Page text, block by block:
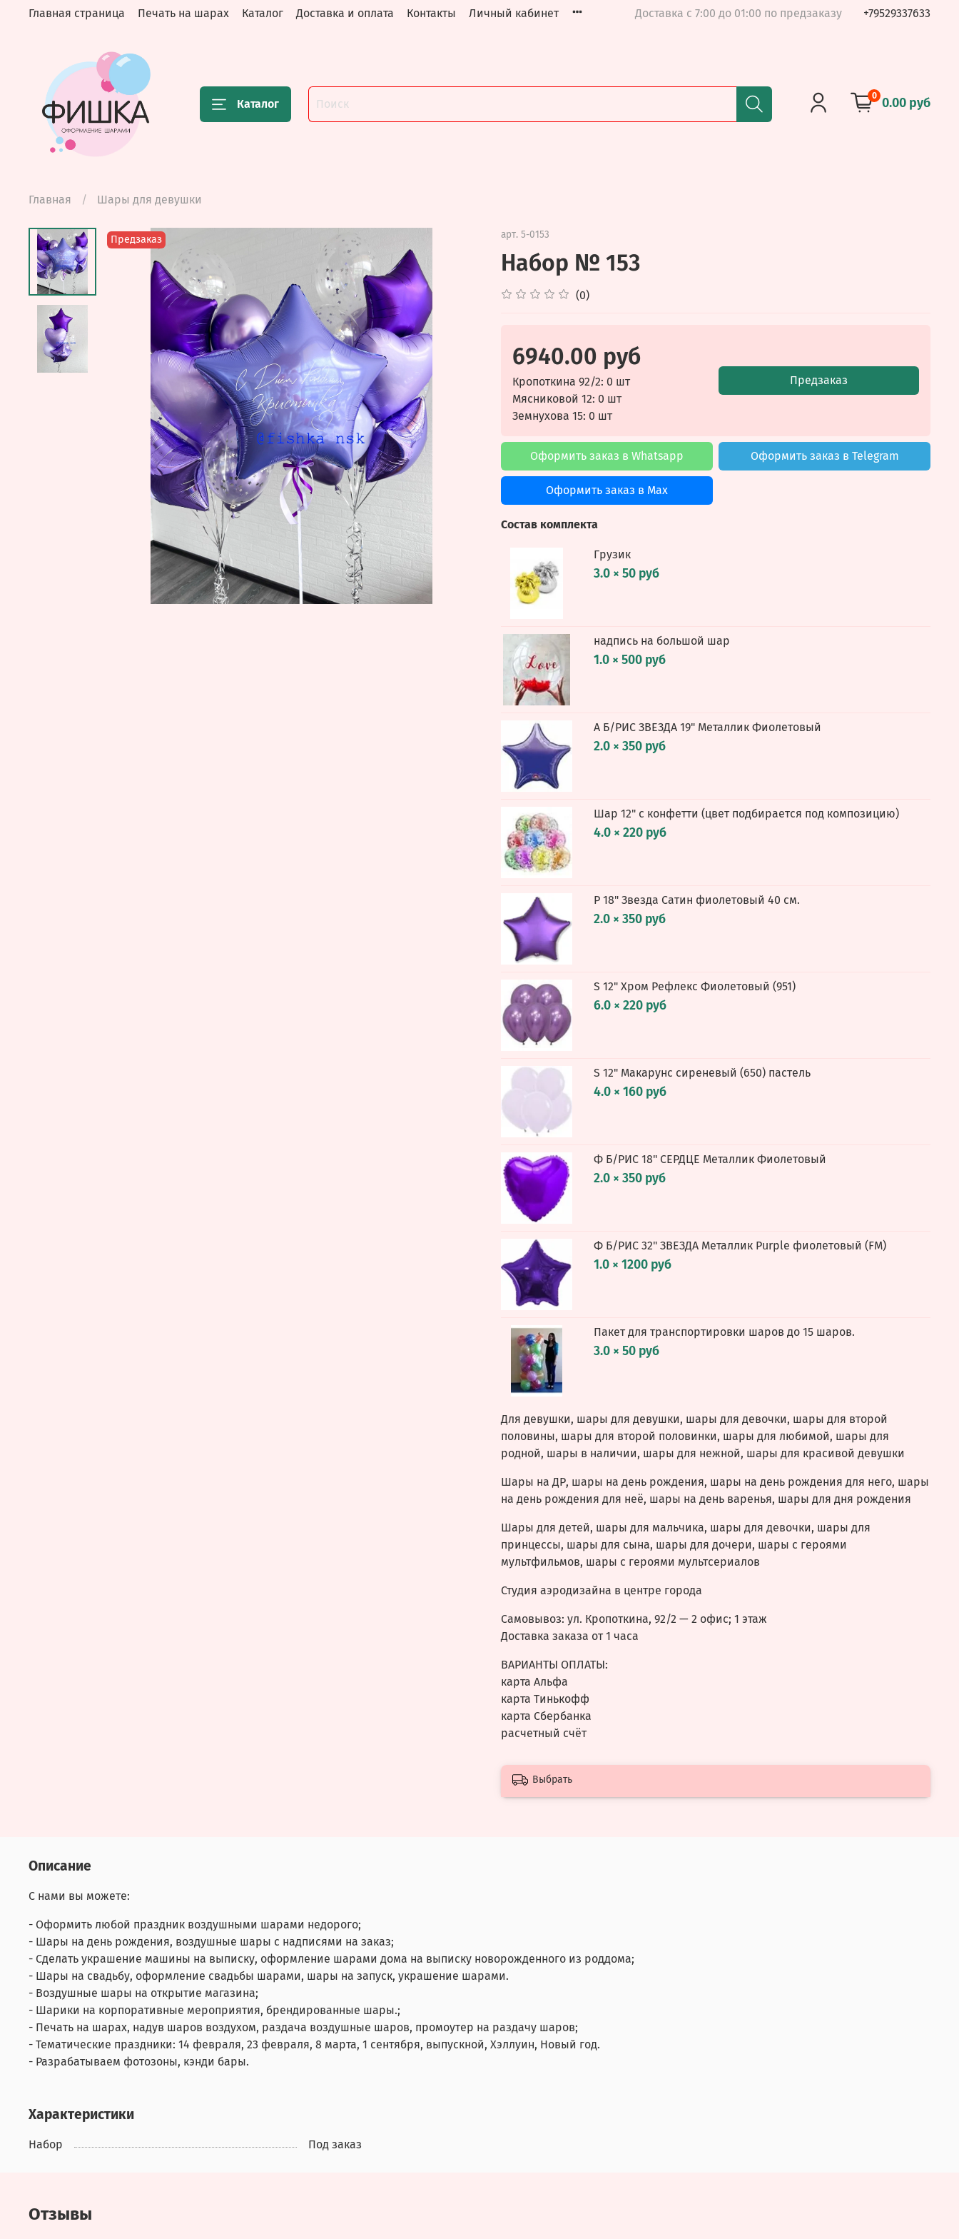
Главная страница Печать на шарах Каталог Доставка и оплата Контакты Личный кабинет Доставка с 7:00 до 01:00 по предзаказу +79529337633
Каталог
0 0.00 руб
Главная Шары для девушки
Предзаказ арт. 5-0153
Набор № 153
(0)
6940.00 руб
Кропоткина 92/2: 0 шт
Мясниковой 12: 0 шт
Земнухова 15: 0 шт
Предзаказ
Оформить заказ в Whatsapp Оформить заказ в Telegram
Оформить заказ в Max
Состав комплекта
Грузик
3.0 × 50 руб
надпись на большой шар
1.0 × 500 руб
А Б/РИС ЗВЕЗДА 19" Металлик Фиолетовый
2.0 × 350 руб
Шар 12" с конфетти (цвет подбирается под композицию)
4.0 × 220 руб
Р 18" Звезда Сатин фиолетовый 40 см.
2.0 × 350 руб
S 12" Хром Рефлекс Фиолетовый (951)
6.0 × 220 руб
S 12" Макарунс сиреневый (650) пастель
4.0 × 160 руб
Ф Б/РИС 18" СЕРДЦЕ Металлик Фиолетовый
2.0 × 350 руб
Ф Б/РИС 32" ЗВЕЗДА Металлик Purple фиолетовый (FM)
1.0 × 1200 руб
Пакет для транспортировки шаров до 15 шаров.
3.0 × 50 руб
Для девушки, шары для девушки, шары для девочки, шары для второй
половины, шары для второй половинки, шары для любимой, шары для
родной, шары в наличии, шары для нежной, шары для красивой девушки
Шары на ДР, шары на день рождения, шары на день рождения для него, шары
на день рождения для неё, шары на день варенья, шары для дня рождения
Шары для детей, шары для мальчика, шары для девочки, шары для
принцессы, шары для сына, шары для дочери, шары с героями
мультфильмов, шары с героями мультсериалов
Студия аэродизайна в центре города
Самовывоз: ул. Кропоткина, 92/2 — 2 офис; 1 этаж
Доставка заказа от 1 часа
ВАРИАНТЫ ОПЛАТЫ:
карта Альфа
карта Тинькофф
карта Сбербанка
расчетный счёт
Выбрать
Описание
С нами вы можете:
- Оформить любой праздник воздушными шарами недорого;
- Шары на день рождения, воздушные шары с надписями на заказ;
- Сделать украшение машины на выписку, оформление шарами дома на выписку новорожденного из роддома;
- Шары на свадьбу, оформление свадьбы шарами, шары на запуск, украшение шарами.
- Воздушные шары на открытие магазина;
- Шарики на корпоративные мероприятия, брендированные шары.;
- Печать на шарах, надув шаров воздухом, раздача воздушные шаров, промоутер на раздачу шаров;
- Тематические праздники: 14 февраля, 23 февраля, 8 марта, 1 сентября, выпускной, Хэллуин, Новый год.
- Разрабатываем фотозоны, кэнди бары.
Характеристики
Набор Под заказ
Отзывы